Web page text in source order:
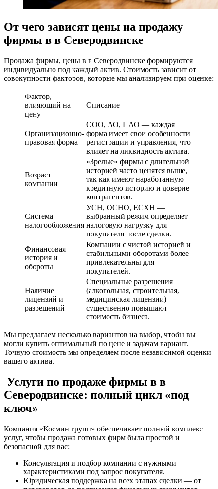
От чего зависят цены на продажу
фирмы в в Северодвинске
Продажа фирмы, цены в в Северодвинске формируются
индивидуально под каждый актив. Стоимость зависит от
совокупности факторов, которые мы анализируем при оценке:
Фактор,
влияющий на
цену
Описание
Организационно-
правовая форма
ООО, АО, ПАО — каждая
форма имеет свои особенности
регистрации и управления, что
влияет на ликвидность актива.
Возраст
компании
«Зрелые» фирмы с длительной
историей часто ценятся выше,
так как имеют наработанную
кредитную историю и доверие
контрагентов.
Система
налогообложения
УСН, ОСНО, ЕСХН —
выбранный режим определяет
налоговую нагрузку для
покупателя после сделки.
Финансовая
история и
обороты
Компании с чистой историей и
стабильными оборотами более
привлекательны для
покупателей.
Наличие
лицензий и
разрешений
Специальные разрешения
(алкогольная, строительная,
медицинская лицензии)
существенно повышают
стоимость бизнеса.
Мы предлагаем несколько вариантов на выбор, чтобы вы
могли купить оптимальный по цене и задачам вариант.
Точную стоимость мы определяем после независимой оценки
вашего актива.
Услуги по продаже фирмы в в
Северодвинске: полный цикл «под
ключ»
Компания «Космин групп» обеспечивает полный комплекс
услуг, чтобы продажа готовых фирм была простой и
безопасной для вас:
Консультация и подбор компании с нужными
характеристиками под запрос покупателя.
Юридическая поддержка на всех этапах сделки — от